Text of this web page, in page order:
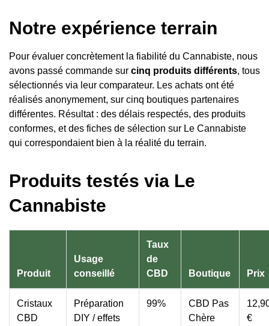
Notre expérience terrain
Pour évaluer concrètement la fiabilité du Cannabiste, nous
avons passé commande sur cinq produits différents, tous
sélectionnés via leur comparateur. Les achats ont été
réalisés anonymement, sur cinq boutiques partenaires
différentes. Résultat : des délais respectés, des produits
conformes, et des fiches de sélection sur Le Cannabiste
qui correspondaient bien à la réalité du terrain.
Produits testés via Le
Cannabiste
Produit
Usage
conseillé
Taux
de
CBD
Boutique Prix
Cristaux
CBD
Préparation
DIY / effets
99%
CBD Pas
Chère
€